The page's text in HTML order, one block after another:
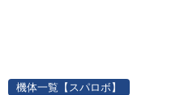
機体一覧【スパロボ】